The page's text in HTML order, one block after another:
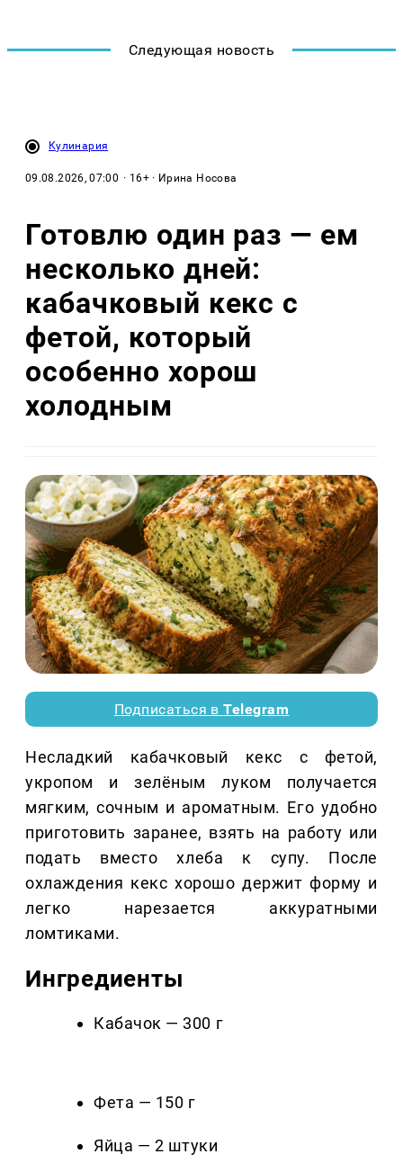
Следующая новость
Кулинария
09.08.2026, 07:00 · 16+ · Ирина Носова
Готовлю один раз — ем
несколько дней:
кабачковый кекс с
фетой, который
особенно хорош
холодным
Подписаться вTelegram
Несладкий кабачковый кекс с фетой,
укропом и зелёным луком получается
мягким, сочным и ароматным. Его удобно
приготовить заранее, взять на работу или
подать вместо хлеба к супу. После
охлаждения кекс хорошо держит форму и
легко нарезается аккуратными
ломтиками.
Ингредиенты
Кабачок — 300 г
Фета — 150 г
Яйца — 2 штуки